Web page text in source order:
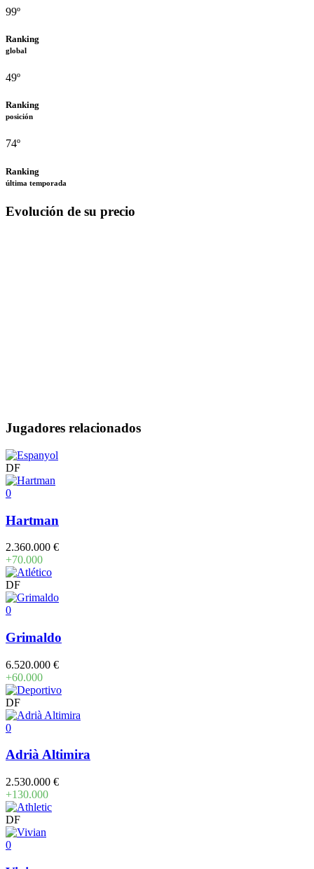
99º
Ranking
global
49º
Ranking
posición
74º
Ranking
última temporada
Evolución de su precio
Jugadores relacionados
DF
0
Hartman
2.360.000 €
+70.000
DF
0
Grimaldo
6.520.000 €
+60.000
DF
0
Adrià Altimira
2.530.000 €
+130.000
DF
0